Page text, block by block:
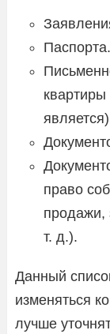
Паспорта.
право
продажи,
т. д.).
Данный
изменяться
лучше